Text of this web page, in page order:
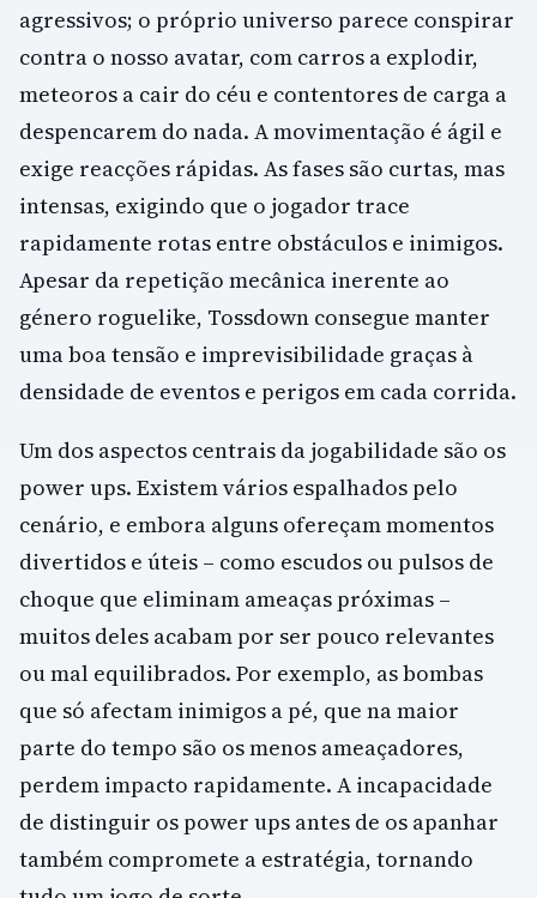
agressivos; o próprio universo parece conspirar
contra o nosso avatar, com carros a explodir,
meteoros a cair do céu e contentores de carga a
despencarem do nada. A movimentação é ágil e
exige reacções rápidas. As fases são curtas, mas
intensas, exigindo que o jogador trace
rapidamente rotas entre obstáculos e inimigos.
Apesar da repetição mecânica inerente ao
género roguelike, Tossdown consegue manter
uma boa tensão e imprevisibilidade graças à
densidade de eventos e perigos em cada corrida.
Um dos aspectos centrais da jogabilidade são os
power ups. Existem vários espalhados pelo
cenário, e embora alguns ofereçam momentos
divertidos e úteis – como escudos ou pulsos de
choque que eliminam ameaças próximas –
muitos deles acabam por ser pouco relevantes
ou mal equilibrados. Por exemplo, as bombas
que só afectam inimigos a pé, que na maior
parte do tempo são os menos ameaçadores,
perdem impacto rapidamente. A incapacidade
de distinguir os power ups antes de os apanhar
também compromete a estratégia, tornando